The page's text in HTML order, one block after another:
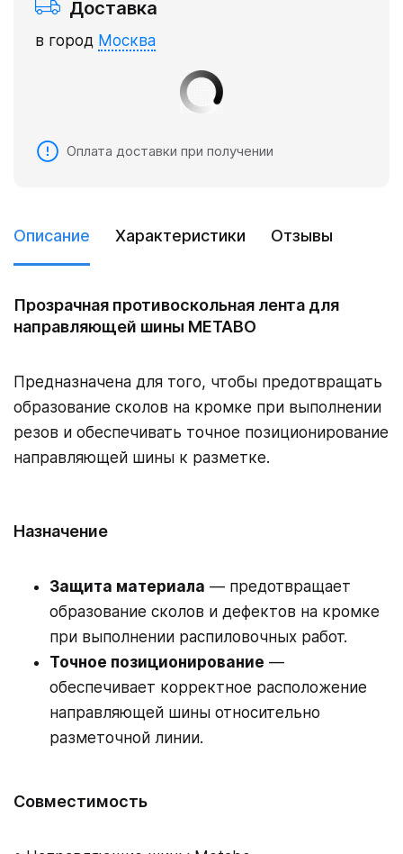
Доставка
в город Москва
Оплата доставки при получении
Описание Характеристики Отзывы
Прозрачная противоскольная лента для
направляющей шины METABO
Предназначена для того, чтобы предотвращать
образование сколов на кромке при выполнении
резов и обеспечивать точное позиционирование
направляющей шины к разметке.
Назначение
Защита материала — предотвращает
образование сколов и дефектов на кромке
при выполнении распиловочных работ.
Точное позиционирование —
обеспечивает корректное расположение
направляющей шины относительно
разметочной линии.
Совместимость